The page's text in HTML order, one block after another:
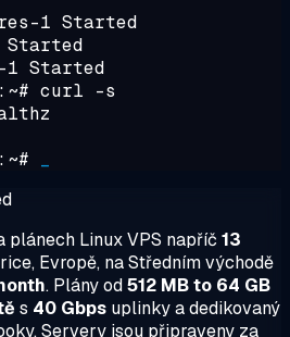
1 Started
Started
1 Started
curl -s
plánech Linux VPS napříč 13
Evropě, na Středním východě
. Plány od512 MB to 64 GB
s 40 Gbps uplinky a dedikovaný
Servery jsou připraveny za